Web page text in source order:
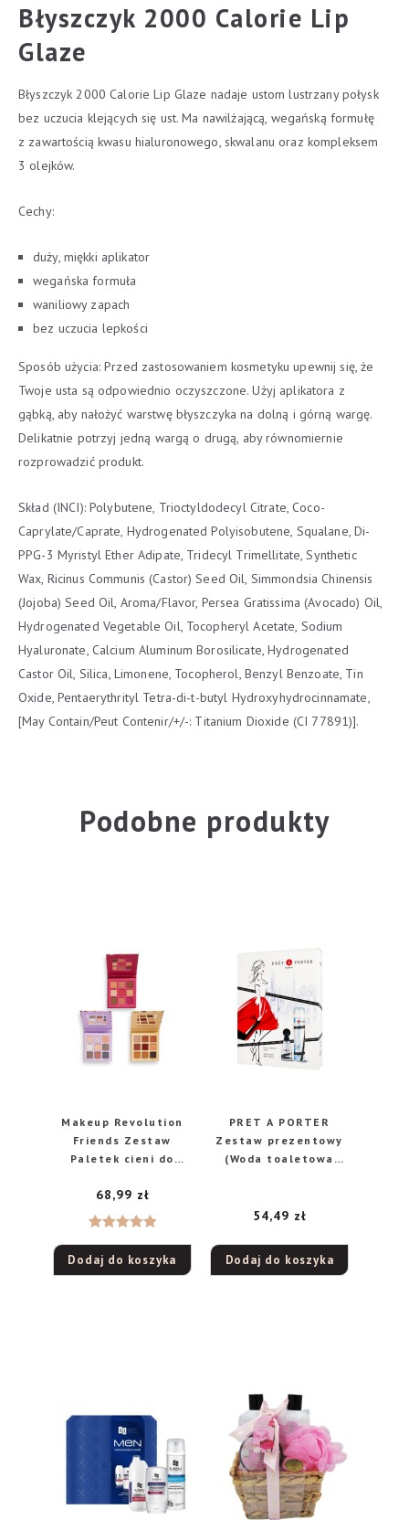
Błyszczyk 2000 Calorie Lip
Glaze
Błyszczyk 2000 Calorie Lip Glaze nadaje ustom lustrzany połysk
bez uczucia klejących się ust. Ma nawilżającą, wegańską formułę
z zawartością kwasu hialuronowego, skwalanu oraz kompleksem
3 olejków.
Cechy:
duży, miękki aplikator
wegańska formuła
waniliowy zapach
bez uczucia lepkości
Sposób użycia: Przed zastosowaniem kosmetyku upewnij się, że
Twoje usta są odpowiednio oczyszczone. Użyj aplikatora z
gąbką, aby nałożyć warstwę błyszczyka na dolną i górną wargę.
Delikatnie potrzyj jedną wargą o drugą, aby równomiernie
rozprowadzić produkt.
Skład (INCI): Polybutene, Trioctyldodecyl Citrate, Coco-
Caprylate/Caprate, Hydrogenated Polyisobutene, Squalane, Di-
PPG-3 Myristyl Ether Adipate, Tridecyl Trimellitate, Synthetic
Wax, Ricinus Communis (Castor) Seed Oil, Simmondsia Chinensis
(Jojoba) Seed Oil, Aroma/Flavor, Persea Gratissima (Avocado) Oil,
Hydrogenated Vegetable Oil, Tocopheryl Acetate, Sodium
Hyaluronate, Calcium Aluminum Borosilicate, Hydrogenated
Castor Oil, Silica, Limonene, Tocopherol, Benzyl Benzoate, Tin
Oxide, Pentaerythrityl Tetra-di-t-butyl Hydroxyhydrocinnamate,
[May Contain/Peut Contenir/+/-: Titanium Dioxide (CI 77891)].
Podobne produkty
Makeup Revolution
Friends Zestaw
Paletek cieni do
All The Thanks 1
op.-3szt
5.00na 5
68,99 zł
Dodaj do koszyka
PRET A PORTER
Zestaw prezentowy
(Woda toaletowa
54,49 zł
Dodaj do koszyka